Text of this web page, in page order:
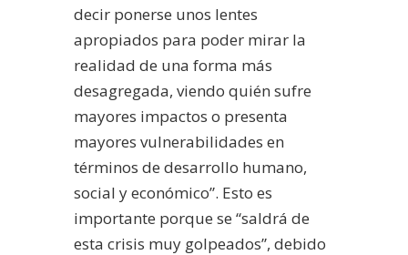
decir ponerse unos lentes
apropiados para poder mirar la
realidad de una forma más
desagregada, viendo quién sufre
mayores impactos o presenta
mayores vulnerabilidades en
términos de desarrollo humano,
social y económico”. Esto es
importante porque se “saldrá de
esta crisis muy golpeados”, debido